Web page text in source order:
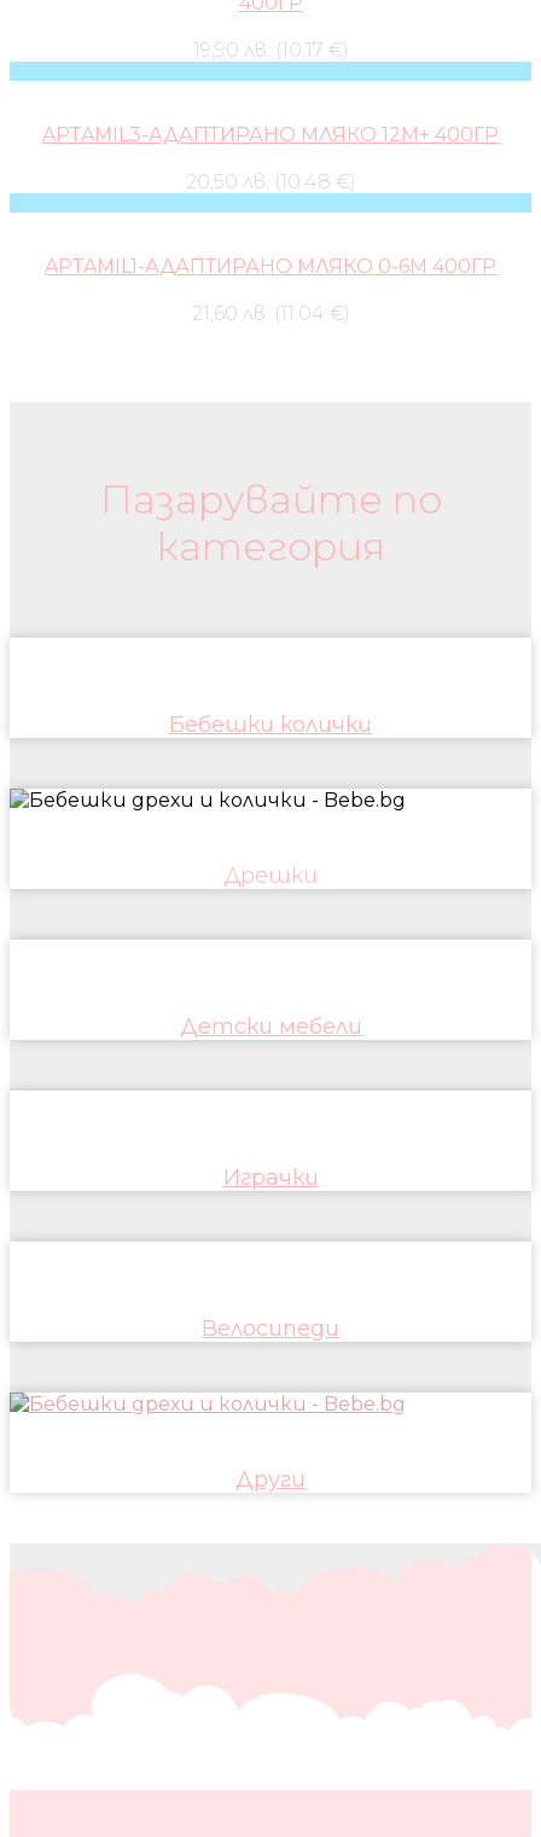
19,90 лв. (10.17 €)
APTAMIL3-АДАПТИРАНО МЛЯКО 12М+ 400ГР
20,50 лв. (10.48 €)
APTAMIL1-АДАПТИРАНО МЛЯКО 0-6М 400ГР
21,60 лв. (11.04 €)
Пазарувайте по
категория
Бебешки колички
Дрешки
Детски мебели
Играчки
Велосипеди
Други